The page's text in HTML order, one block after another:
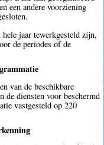
een andere voorziening
jaar tewerkgesteld zijn,
de periodes of de
van de beschikbare
de diensten voor beschermd
vastgesteld op 220